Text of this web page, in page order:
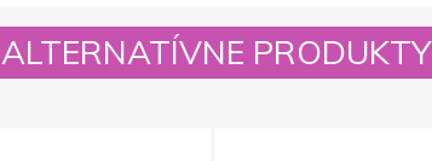
ALTERNATÍVNE PRODUKTY